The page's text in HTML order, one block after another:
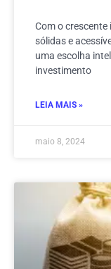
Com o
sólidas e
uma escolha
investimento
LEIA MAIS »
maio 8, 2024